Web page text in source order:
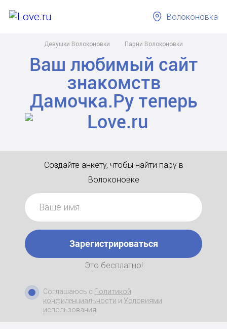
Девушки Волоконовки Парни Волоконовки
Волоконовка
Ваш любимый сайт
знакомств
Дамочка.Рутеперь
Создайте анкету, чтобы найти пару в
Волоконовке
Зарегистрироваться
Это бесплатно!
Соглашаюсь с Политикой
конфиденциальности и Условиями
использования